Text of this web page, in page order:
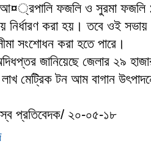
আ¤্রপালি ফজলি ও সুরমা ফজলি
নির্ধারণ করা হয়। তবে ওই
সংশোধন করা হতে পারে।
জানিয়েছে জেলার ২৯
মেট্রিক টন আম বাগান
প্রতিবেদক/ ২০-০৫-১৮